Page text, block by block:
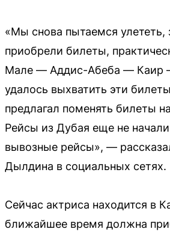
«Мы снова пытаемся улететь,
приобрели билеты,
Мале — Аддис-Абеба —
удалось выхватить эти
предлагал поменять билеты
Рейсы из Дубая еще не
вывозные рейсы», —
Дылдина в социальных сетях.
Сейчас актриса находится в
ближайшее время должна